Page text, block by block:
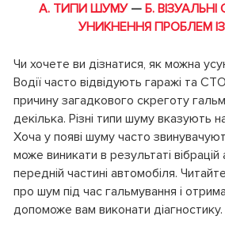
А. ТИПИ ШУМУ— Б.
УНИКНЕННЯ ПРОБЛЕМ
Чи хочете ви дізнатися, як можна
Водії часто відвідують гаражі та
причину загадкового скреготу
декілька. Різні типи шуму вказують
Хоча у появі шуму часто
може виникати в результаті
передній частині автомобіля.
про шум під час гальмування і
допоможе вам виконати діагностику.